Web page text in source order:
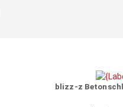
blizz-z